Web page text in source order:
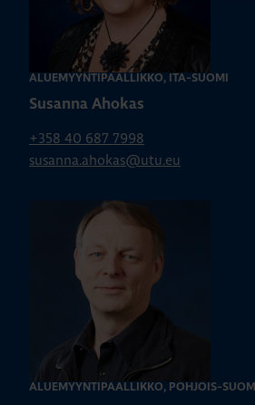
ALUEMYYNTIPÄÄLLIKKÖ, ITÄ-SUOMI
Susanna Ahokas
+358 40 687 7998
susanna.ahokas@utu.eu
ALUEMYYNTIPÄÄLLIKKÖ, POHJOIS-SUOMI